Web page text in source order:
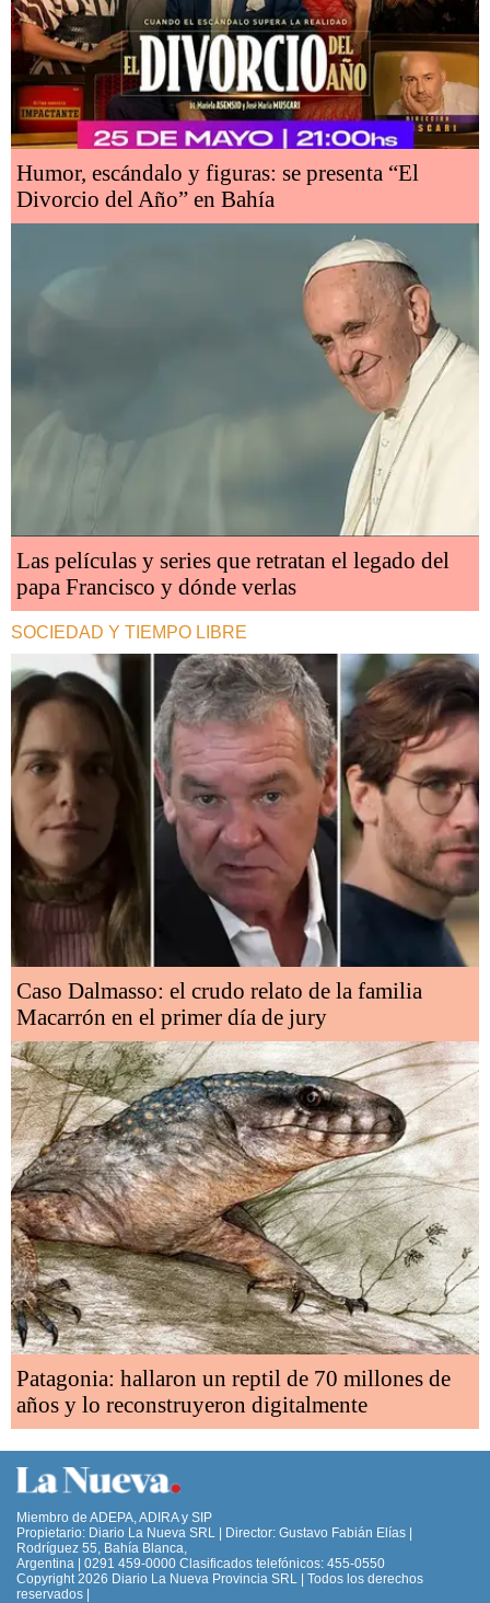
Humor, escándalo y figuras: se presenta “El
Divorcio del Año” en Bahía
Las películas y series que retratan el legado del
papa Francisco y dónde verlas
SOCIEDAD Y TIEMPO LIBRE
Caso Dalmasso: el crudo relato de la familia
Macarrón en el primer día de jury
Patagonia: hallaron un reptil de 70 millones de
años y lo reconstruyeron digitalmente
Miembro de ADEPA, ADIRA y SIP
Propietario: Diario La Nueva SRL | Director: Gustavo Fabián Elías |
Rodríguez 55, Bahía Blanca,
Argentina | 0291 459-0000 Clasificados telefónicos: 455-0550
Copyright 2026 Diario La Nueva Provincia SRL | Todos los derechos
reservados |